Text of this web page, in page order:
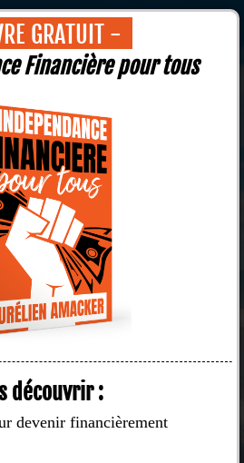
GRATUIT -
Financière pour tous
découvrir :
devenir financièrement